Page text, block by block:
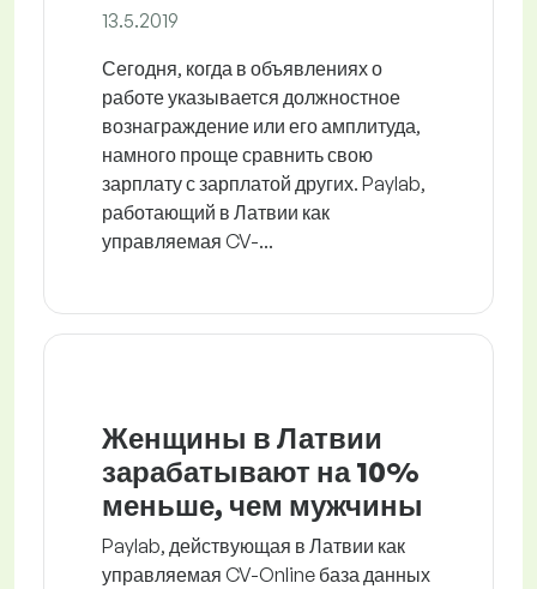
13.5.2019
Сегодня, когда в объявлениях о
работе указывается должностное
вознаграждение или его амплитуда,
намного проще сравнить свою
зарплату с зарплатой других. Paylab,
работающий в Латвии как
управляемая CV-...
Женщины в Латвии
зарабатывают на 10%
меньше, чем мужчины
Paylab, действующая в Латвии как
управляемая CV-Online база данных